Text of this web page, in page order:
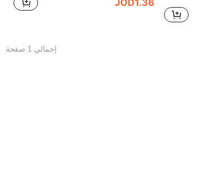
JOD1.36
إجمالي 1 صفحة